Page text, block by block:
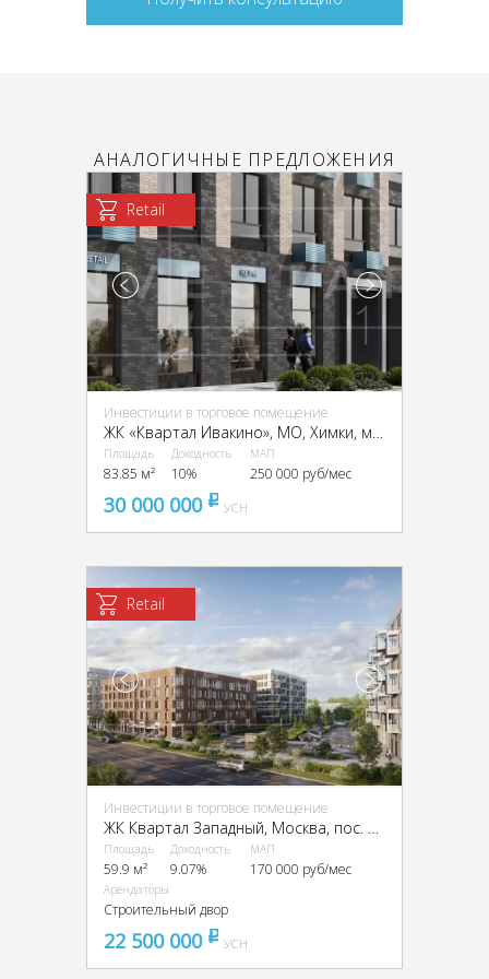
АНАЛОГИЧНЫЕ ПРЕДЛОЖЕНИЯ
Retail
Инвестиции в торговое помещение
ЖК «Квартал Ивакино», МО, Химки, мкр. Клязьма-Старбеево, Ивакино квартал, к1
Площадь
83.85 м²
Доходность
10%
МАП
250 000 руб/мес
30 000 000 pуб
УСН
Retail
Инвестиции в торговое помещение
Площадь
59.9 м²
Доходность
9.07%
МАП
170 000 руб/мес
Арендаторы
Строительный двор
22 500 000 pуб
УСН